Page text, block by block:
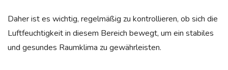
Daher ist es wichtig, regelmäßig zu kontrollieren, ob sich die
Luftfeuchtigkeit in diesem Bereich bewegt, um ein stabiles
und gesundes Raumklima zu gewährleisten.